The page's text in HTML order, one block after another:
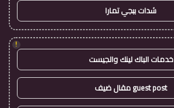
شدات ببجي تمارا
!
خدمات الباك لينك والجيست
guest post مقال ضيف